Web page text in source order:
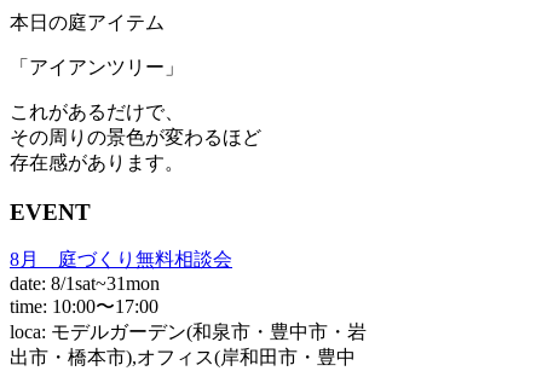
本日の庭アイテム
「アイアンツリー」
これがあるだけで、
その周りの景色が変わるほど
存在感があります。
EVENT
8月 庭づくり無料相談会
date: 8/1sat~31mon
time: 10:00〜17:00
loca: モデルガーデン(和泉市・豊中市・岩
出市・橋本市),オフィス(岸和田市・豊中